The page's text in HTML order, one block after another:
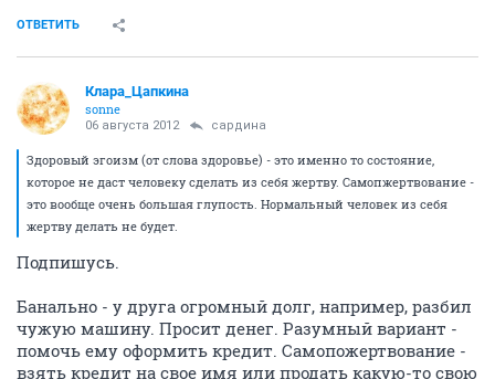
ОТВЕТИТЬ
Клара_Цапкина
sonne
06 августа 2012 сардина
Здоровый эгоизм (от слова здоровье) - это именно то состояние,
которое не даст человеку сделать из себя жертву. Самопжертвование -
это вообще очень большая глупость. Нормальный человек из себя
жертву делать не будет.
Подпишусь.
Банально - у друга огромный долг, например, разбил
чужую машину. Просит денег. Разумный вариант -
помочь ему оформить кредит. Самопожертвование -
взять кредит на свое имя или продать какую-то свою